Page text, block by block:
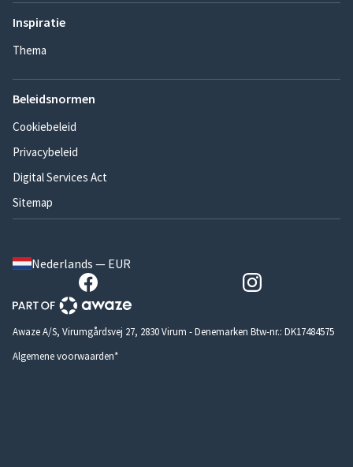
Inspiratie
Thema
Beleidsnormen
Cookiebeleid
Privacybeleid
Digital Services Act
Sitemap
Nederlands — EUR
Awaze A/S, Virumgårdsvej 27, 2830 Virum - Denemarken Btw-nr.: DK17484575
Algemene voorwaarden*